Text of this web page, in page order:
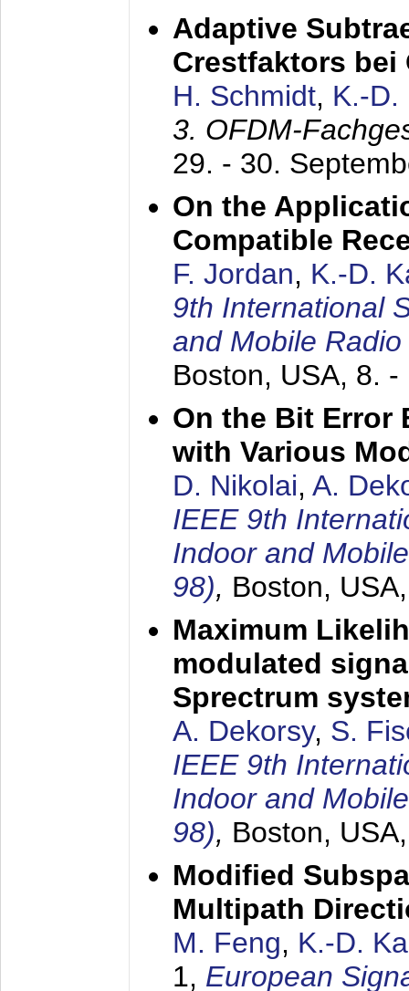
Adaptive
Crestfaktors bei
H. Schmidt, K.-D.
3. OFDM-
29. - 30.
On the
Compatible
F. Jordan, K.-D.
9th International
and Mobile
Boston, USA, 8. -
On the Bit Error
with Various
D. Nikolai, A.
IEEE 9th
Indoor and
98), Boston,
Maximum
modulated
Sprectrum
A. Dekorsy, S.
IEEE 9th
Indoor and
98), Boston,
Modified
Multipath
M. Feng, K.-D.
1, European